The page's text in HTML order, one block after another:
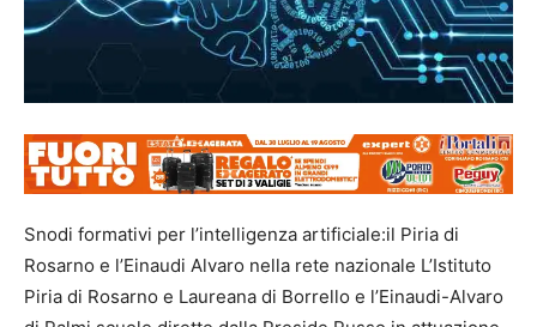
Snodi formativi per l’intelligenza artificiale:il Piria di
Rosarno e l’Einaudi Alvaro nella rete nazionale L’Istituto
Piria di Rosarno e Laureana di Borrello e l’Einaudi-Alvaro